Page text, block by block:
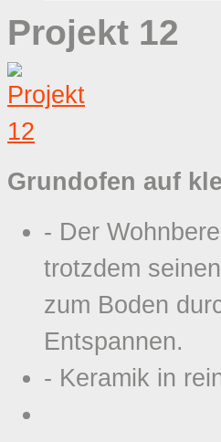
Projekt 12
Grundofen auf
- Der
trotzdem
zum Boden
Entspannen.
- Keramik in